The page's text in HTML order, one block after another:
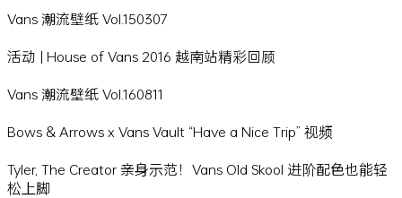
Vans 潮流壁纸 Vol.150307
活动 | House of Vans 2016 越南站精彩回顾
Vans 潮流壁纸 Vol.160811
Bows & Arrows x Vans Vault “Have a Nice Trip” 视频
Tyler, The Creator 亲身示范！Vans Old Skool 进阶配色也能轻
松上脚